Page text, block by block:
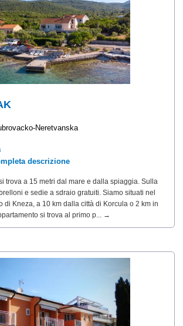
Neretvanska
descrizione
trova a 15 metri dal mare e dalla spiaggia. Sulla
e sedie a sdraio gratuiti. Siamo situati nel
di Kneza, a 10 km dalla città di Korcula o 2 km in
si trova al primo p... →